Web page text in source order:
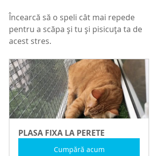
Încearcă să o speli cât mai repede
pentru a scăpa și tu și pisicuța ta de
acest stres.
PLASA FIXA LA PERETE
Cumpără acum